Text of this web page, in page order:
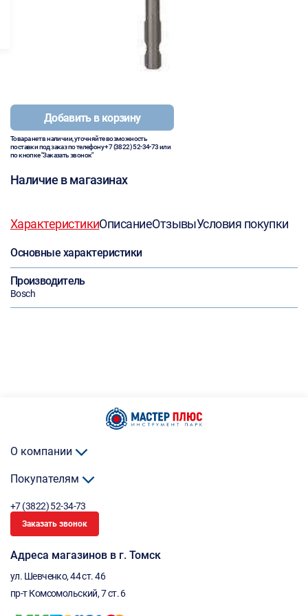
Добавить в корзину
Товара нет в наличии, уточняйте возможность
поставки под заказ по телефону+7 (3822) 52-34-73или
по кнопке "Заказать звонок"
Наличие в магазинах
ХарактеристикиОписаниеОтзывыУсловия покупки
Основные характеристики
Производитель
Bosch
О компании
Покупателям
+7 (3822) 52-34-73
Заказать звонок
Адреса магазинов в г. Томск
ул. Шевченко, 44 ст. 46
пр-т Комсомольский, 7 ст. 6